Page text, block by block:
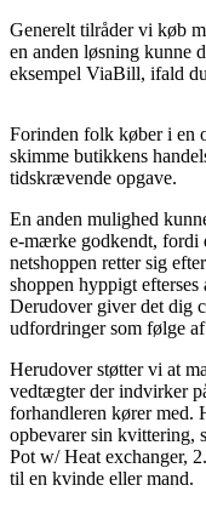
Generelt tilråder vi køb
en anden løsning kunne
eksempel ViaBill, ifald
Forinden folk køber i en
skimme butikkens
tidskrævende opgave.
En anden mulighed
e-mærke godkendt, fordi
netshoppen retter sig
shoppen hyppigt efterses
Derudover giver det dig
udfordringer som følge
Herudover støtter vi at
vedtægter der indvirker
forhandleren kører med.
opbevarer sin kvittering,
Pot w/ Heat exchanger,
til en kvinde eller mand.